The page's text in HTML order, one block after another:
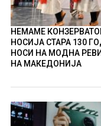
НЕМАМЕ
НОСИЈА СТАРА 130
НОСИ НА МОДНА
НА МАКЕДОНИЈА